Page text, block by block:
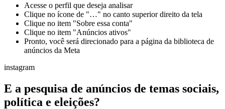
Acesse o perfil que deseja analisar
Clique no ícone de "…" no canto superior direito da tela
Clique no item "Sobre essa conta"
Clique no item "Anúncios ativos"
Pronto, você será direcionado para a página da biblioteca de
anúncios da Meta
instagram
E a pesquisa de anúncios de temas sociais,
política e eleições?